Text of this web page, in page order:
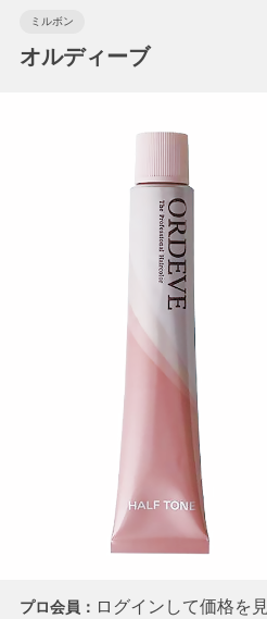
ミルボン
オルディーブ
プロ会員： ログインして価格を